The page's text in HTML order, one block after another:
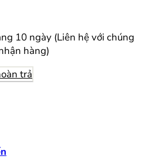
10 ngày (Liên hệ với chúng
hàng)
trả